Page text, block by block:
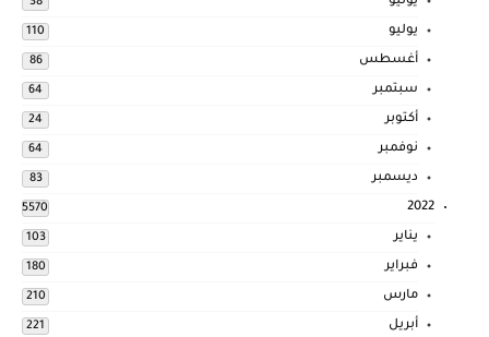
38
يوليو 110
أغسطس 86
سبتمبر 64
أكتوبر 24
نوفمبر 64
ديسمبر 83
2022
5570
يناير 103
فبراير 180
مارس 210
أبريل 221